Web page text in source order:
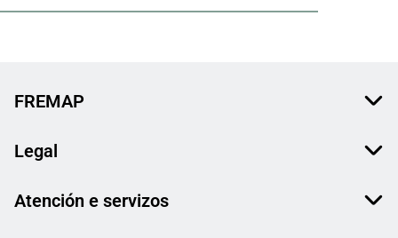
FREMAP
Legal
Atención e servizos